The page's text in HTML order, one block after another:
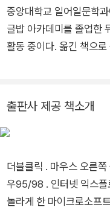
마이크로소프트를 퇴사
최고의 차량용 소프트웨
3억 2천만 달러에 매각한
했다. 저서로 일본에서 15
일을 미루고 말았다》 등이
중앙대학교 일어일문학
글밥 아카데미를 졸업한
활동 중이다. 옮긴 책으로
다.
출판사 제공 책소개
더블클릭 ․ 마우스 오른
우95/98 ․ 인터넷 익스
놀라게 한 마이크로소프트 전설의 프로그래머가 40년간 실천해